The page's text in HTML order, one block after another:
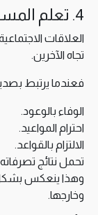
4. تعلم المسؤولية والالتزام
العلاقات
تجاه الآخرين.
فعندما يرتبط
الوفاء بالوعود.
احترام المواعيد.
الالتزام بالقواعد.
تحمل نتائج
وهذا ينعكس
وخارجها.